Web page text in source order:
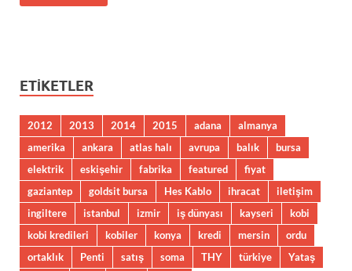
ETIKETLER
2012 2013 2014 2015 adana
almanya
amerika
ankara atlas halı avrupa balık
bursa
elektrik
eskişehir fabrika featured
fiyat
gaziantep
goldsit bursa Hes Kablo ihracat
iletişim
ingiltere
istanbul izmir iş dünyası kayseri
kobi
kobi kredileri
kobiler konya kredi mersin
ordu
ortaklık
Penti satış soma THY türkiye Yataş